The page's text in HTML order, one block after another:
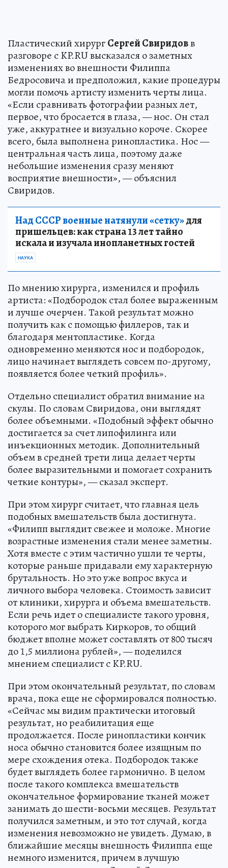
Пластический хирургСергей Свиридовв
разговоре с KP.RU высказался о заметных
изменениях во внешности Филиппа
Бедросовича и предположил, какие процедуры
могли помочь артисту изменить черты лица.
«Если сравнивать фотографии разных лет,
первое, что бросается в глаза, — нос. Он стал
уже, аккуратнее и визуально короче. Скорее
всего, была выполнена ринопластика. Нос —
центральная часть лица, поэтому даже
небольшие изменения сразу меняют
восприятие внешности», — объяснил
Свиридов.
Над СССР военные натянули «сетку»для
пришельцев: как страна 13 лет тайно
искала и изучала инопланетных гостей
НАУКА
По мнению хирурга, изменился и профиль
артиста: «Подбородок стал более выраженным
и лучше очерчен. Такой результат можно
получить как с помощью филлеров, так и
благодаря ментопластике. Когда
одновременно меняются нос и подбородок,
лицо начинает выглядеть совсем по-другому,
появляется более четкий профиль».
Отдельно специалист обратил внимание на
скулы. По словам Свиридова, они выглядят
более объемными. «Подобный эффект обычно
достигается за счет липофилинга или
инъекционных методик. Дополнительный
объем в средней трети лица делает черты
более выразительными и помогает сохранить
четкие контуры», — сказал эксперт.
При этом хирург считает, что главная цель
подобных вмешательств была достигнута.
«Филипп выглядит свежее и моложе. Многие
возрастные изменения стали менее заметны.
Хотя вместе с этим частично ушли те черты,
которые раньше придавали ему характерную
брутальность. Но это уже вопрос вкуса и
личного выбора человека. Стоимость зависит
от клиники, хирурга и объема вмешательств.
Если речь идет о специалисте такого уровня,
которого мог выбрать Киркоров, то общий
бюджет вполне может составлять от 800 тысяч
до 1,5 миллиона рублей», — поделился
мнением специалист с KP.RU.
При этом окончательный результат, по словам
врача, пока еще не сформировался полностью.
«Сейчас мы видим практически итоговый
результат, но реабилитация еще
продолжается. После ринопластики кончик
носа обычно становится более изящным по
мере схождения отека. Подбородок также
будет выглядеть более гармонично. В целом
после такого комплекса вмешательств
окончательное формирование тканей может
занимать до шести-восьми месяцев. Результат
получился заметным, и это тот случай, когда
изменения невозможно не увидеть. Думаю, в
ближайшие месяцы внешность Филиппа еще
немного изменится, причем в лучшую